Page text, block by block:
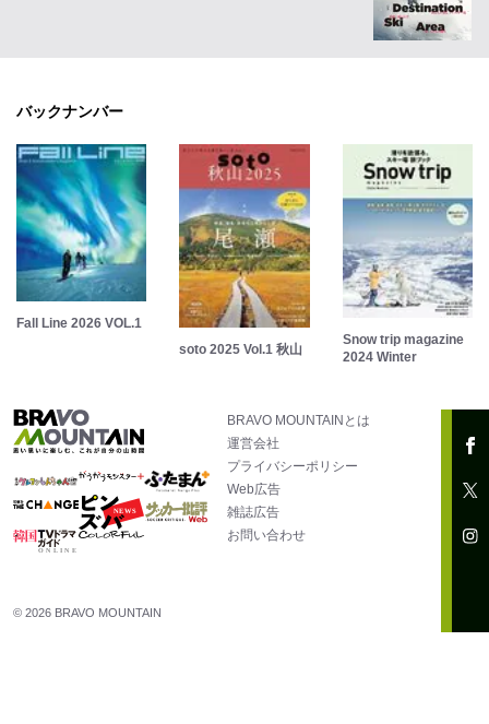
バックナンバー
Fall Line 2026 VOL.1
soto 2025 Vol.1 秋山
Snow trip magazine
2024 Winter
BRAVO MOUNTAINとは
運営会社
プライバシーポリシー
Web広告
雑誌広告
お問い合わせ
© 2026 BRAVO MOUNTAIN